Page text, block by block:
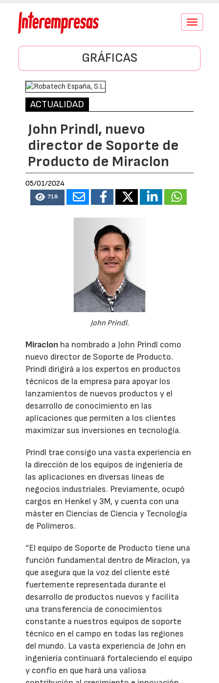
Conmutar
GRÁFICAS
ACTUALIDAD
John Prindl, nuevo
director de Soporte de
Producto de Miraclon
05/01/2024
718
John Prindl.
Miraclon ha nombrado a John Prindl como
nuevo director de Soporte de Producto.
Prindl dirigirá a los expertos en productos
técnicos de la empresa para apoyar los
lanzamientos de nuevos productos y el
desarrollo de conocimiento en las
aplicaciones que permiten a los clientes
maximizar sus inversiones en tecnología.
Prindl trae consigo una vasta experiencia en
la dirección de los equipos de ingeniería de
las aplicaciones en diversas líneas de
negocios industriales. Previamente, ocupó
cargos en Henkel y 3M, y cuenta con una
máster en Ciencias de Ciencia y Tecnología
de Polímeros.
“El equipo de Soporte de Producto tiene una
función fundamental dentro de Miraclon, ya
que asegura que la voz del cliente esté
fuertemente representada durante el
desarrollo de productos nuevos y facilita
una transferencia de conocimientos
constante a nuestros equipos de soporte
técnico en el campo en todas las regiones
del mundo. La vasta experiencia de John en
ingeniería continuará fortaleciendo el equipo
y confío en que hará una valiosa